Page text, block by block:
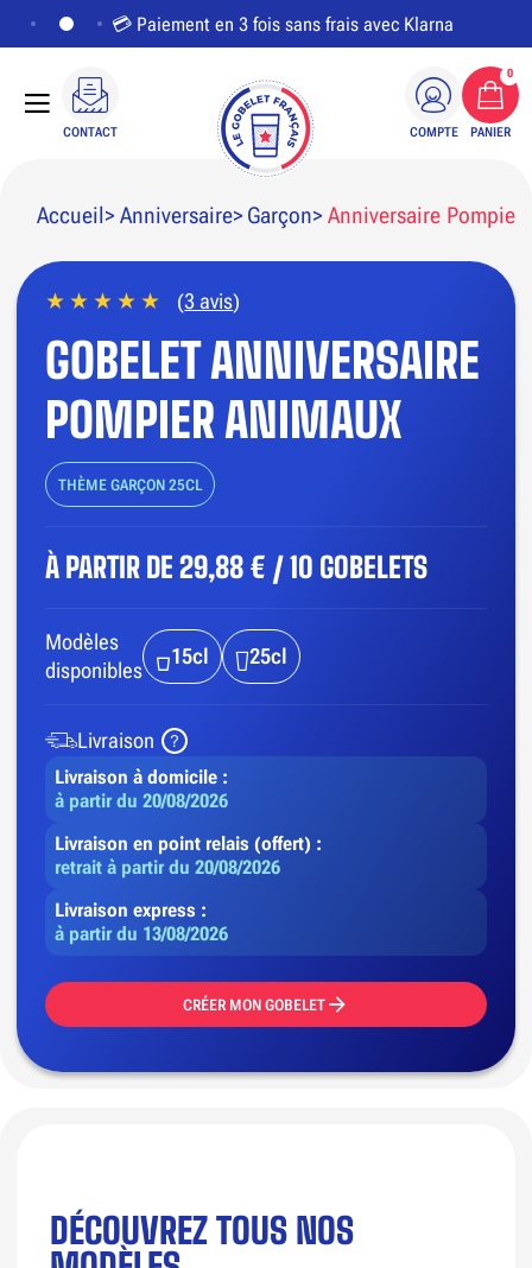
💳 Paiement en 3 fois sans frais avec Klarna
CONTACT COMPTE PANIER
0
Accueil Anniversaire Garçon Anniversaire Pompier
(3 avis)
GOBELET ANNIVERSAIRE
POMPIER ANIMAUX
THÈME GARÇON 25CL
À PARTIR DE 29,88 € / 10 GOBELETS
Modèles
disponibles
15cl 25cl
Livraison
Livraison à domicile :
à partir du 20/08/2026
Livraison en point relais (offert) :
retrait à partir du 20/08/2026
Livraison express :
à partir du 13/08/2026
CRÉER MON GOBELET
DÉCOUVREZ TOUS NOS